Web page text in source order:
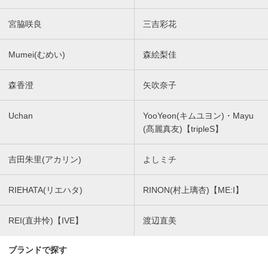
宮脇咲良 三吉彩花
Mumei(むめい) 森絵梨佳
森香澄 矢吹奈子
Uchan
YooYeon(キムユヨン)・Mayu
(髙麗真友)【tripleS】
吉田朱里(アカリン) よしミチ
RIEHATA(リエハタ) RINON(村上璃杏)【ME:I】
REI(直井怜)【IVE】 渡辺直美
ブランドで探す